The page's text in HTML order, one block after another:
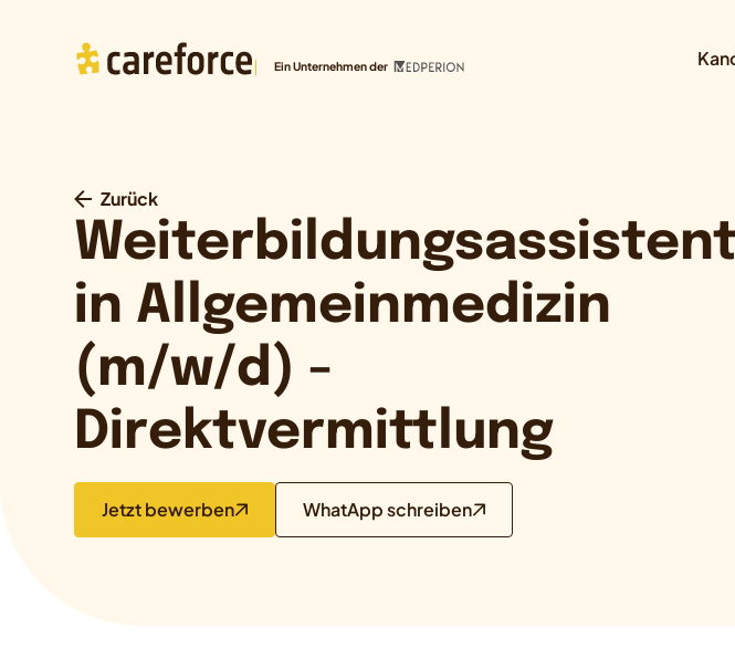
Ein Unternehmen der
Zurück
in Allgemeinmedizin
(m/w/d) -
Direktvermittlung
Jetzt bewerben WhatApp schreiben